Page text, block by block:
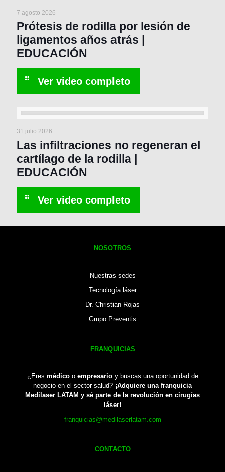
7 agosto 2026
Prótesis de rodilla por lesión de
ligamentos años atrás |
EDUCACIÓN
31 julio 2026
Las infiltraciones no regeneran el
cartílago de la rodilla |
EDUCACIÓN
NOSOTROS
Nuestras sedes
Tecnología láser
Dr. Christian Rojas
Grupo Preventis
FRANQUICIAS
¿Eres médicoo empresarioy buscas una oportunidad de
negocio en el sector salud? ¡Adquiere una franquicia
Medilaser LATAM y sé parte de la revolución en cirugías
láser!
franquicias@medilaserlatam.com
CONTACTO